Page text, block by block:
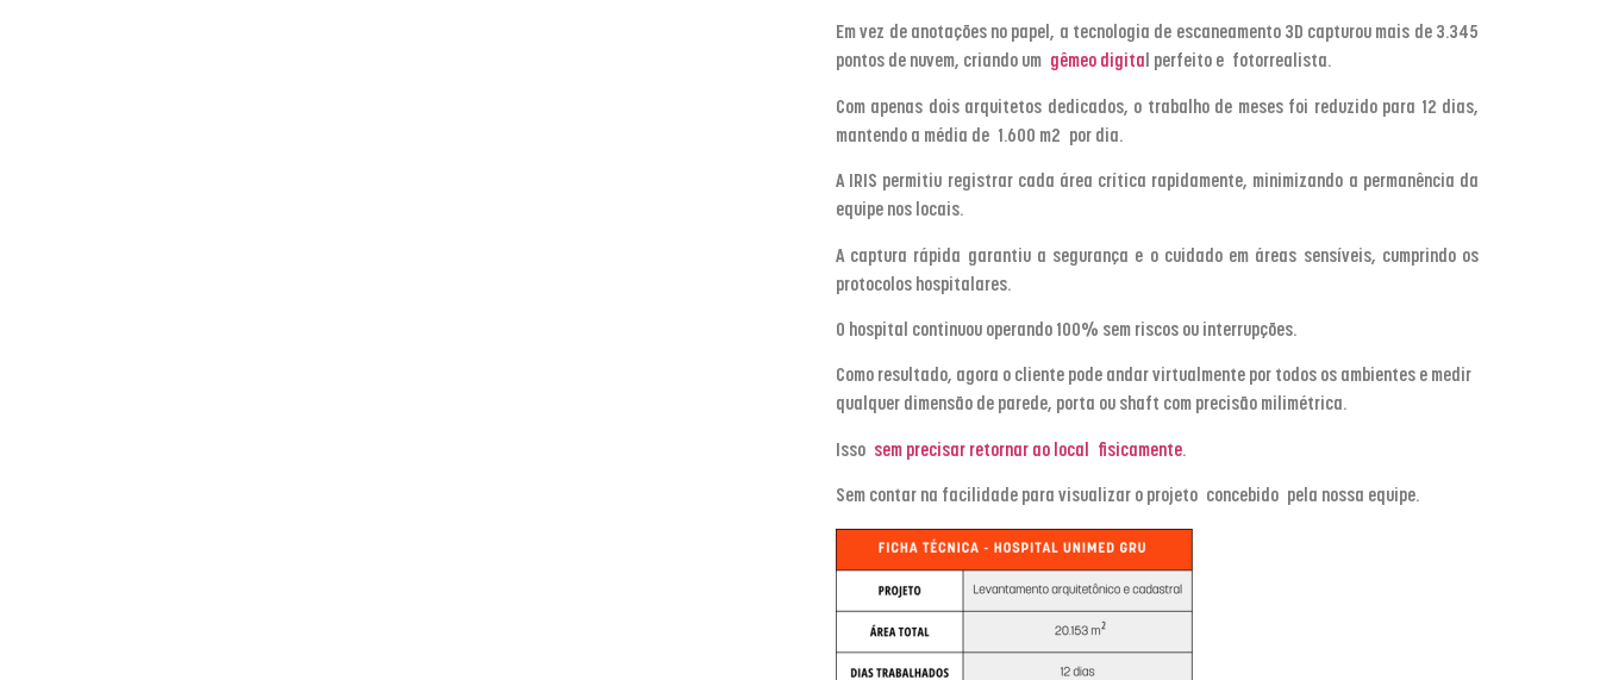
Em vez de anotações no papel, a tecnologia de escaneamento 3D capturou mais de 3.345
pontos de nuvem, criando um gêmeo digital perfeito e fotorrealista.
Com apenas dois arquitetos dedicados, o trabalho de meses foi reduzido para 12 dias,
mantendo a média de 1.600 m2 por dia.
A IRIS permitiu registrar cada área crítica rapidamente, minimizando a permanência da
equipe nos locais.
A captura rápida garantiu a segurança e o cuidado em áreas sensíveis, cumprindo os
protocolos hospitalares.
O hospital continuou operando 100% sem riscos ou interrupções.
Como resultado, agora o cliente pode andar virtualmente por todos os ambientes e medir
qualquer dimensão de parede, porta ou shaft com precisão milimétrica.
Isso sem precisar retornar ao local fisicamente.
Sem contar na facilidade para visualizar o projeto concebido pela nossa equipe.